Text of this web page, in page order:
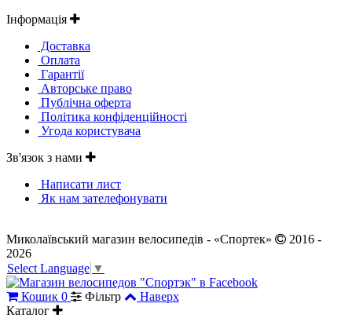
Інформація
Доставка
Оплата
Гарантії
Авторське право
Публічна оферта
Політика конфіденційності
Угода користувача
Зв'язок з нами
Написати лист
Як нам зателефонувати
Миколаївський магазин велосипедів - «Спортек»
2016 -
2026
Select Language ▼
Кошик 0 Фільтр
Наверх
Каталог